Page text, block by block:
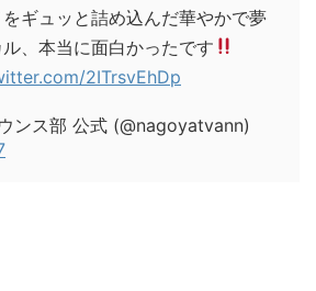
ギュッと詰め込んだ華やかで夢
、本当に面白かったです
2ITrsvEhDp
ンス部 公式 (@nagoyatvann)